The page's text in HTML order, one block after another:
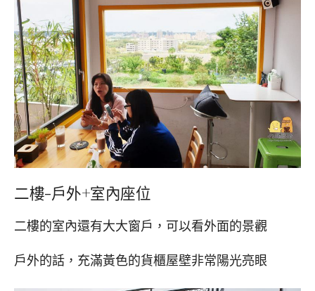
二樓-戶外+室內座位
二樓的室內還有大大窗戶，可以看外面的景觀
戶外的話，充滿黃色的貨櫃屋壁非常陽光亮眼